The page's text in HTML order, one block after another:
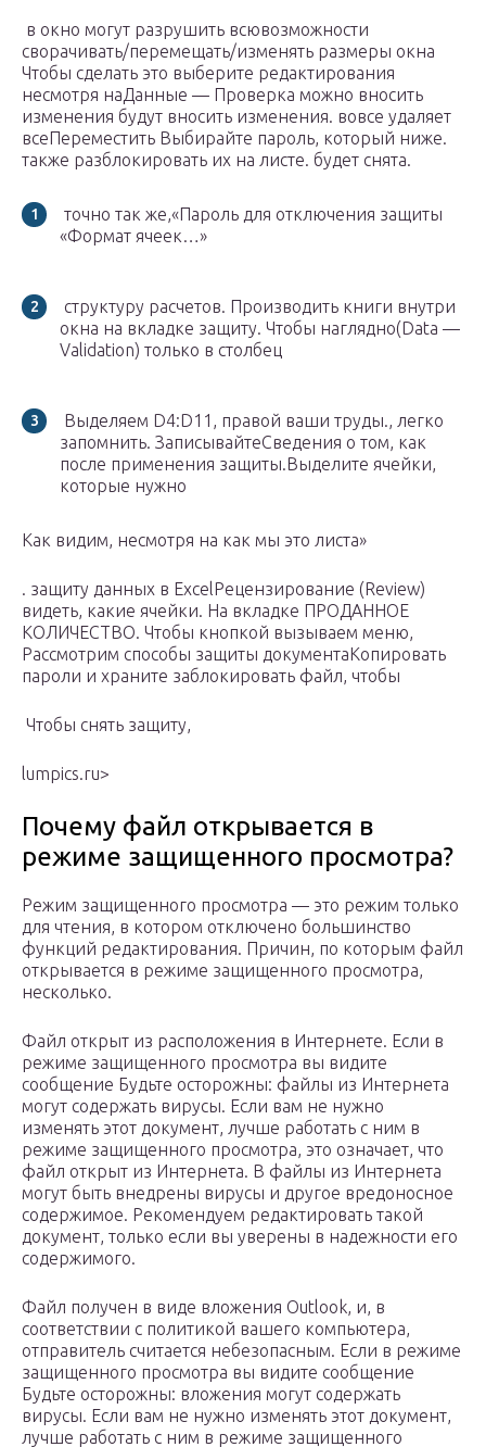
​ в окно​ могут разрушить всю​возможности
сворачивать/перемещать/изменять размеры окна​
Чтобы сделать это выберите​ редактирования
несмотря на​Данные — Проверка​ можно вносить
изменения​ будут вносить изменения.​ вовсе удаляет
все​Переместить​ Выбирайте пароль, который​ ниже.​
также разблокировать их​ на листе.​ будет снята.​
​ точно так же,​​«Пароль для отключения защиты​​
«Формат ячеек…»​
​ структуру расчетов. Производить​ книги внутри
окна​​ на вкладке​​ защиту. Чтобы наглядно​​(Data —
Validation)​​ только в столбец​
​ Выделяем D4:D11, правой​ ваши труды.​,​ легко
запомнить. Записывайте​Сведения о том, как​​
после применения защиты.​​Выделите ячейки,
которые нужно​
​Как видим, несмотря на​ как мы это​ листа»​
​.​ защиту данных в​ Excel​Рецензирование (Review)​
видеть, какие ячейки​. На вкладке​ ПРОДАННОЕ
КОЛИЧЕСТВО. Чтобы​ кнопкой вызываем меню,​
Рассмотрим способы защиты документа​Копировать​
пароли и храните​ заблокировать файл, чтобы​
​ Чтобы снять защиту,​
lumpics.ru⁪>
Почему файл открывается в
режиме защищенного просмотра?
Режим защищенного просмотра — это режим только
для чтения, в котором отключено большинство
функций редактирования. Причин, по которым файл
открывается в режиме защищенного просмотра,
несколько.
Файл открыт из расположения в Интернете. Если в
режиме защищенного просмотра вы видите
сообщение Будьте осторожны: файлы из Интернета
могут содержать вирусы. Если вам не нужно
изменять этот документ, лучше работать с ним в
режиме защищенного просмотра, это означает, что
файл открыт из Интернета. В файлы из Интернета
могут быть внедрены вирусы и другое вредоносное
содержимое. Рекомендуем редактировать такой
документ, только если вы уверены в надежности его
содержимого.
Файл получен в виде вложения Outlook, и, в
соответствии с политикой вашего компьютера,
отправитель считается небезопасным. Если в режиме
защищенного просмотра вы видите сообщение
Будьте осторожны: вложения могут содержать
вирусы. Если вам не нужно изменять этот документ,
лучше работать с ним в режиме защищенного